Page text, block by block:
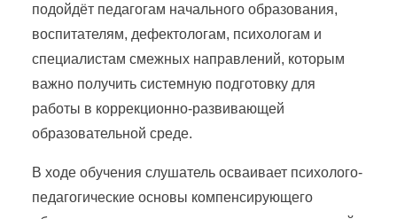
подойдёт педагогам начального образования,
воспитателям, дефектологам, психологам и
специалистам смежных направлений, которым
важно получить системную подготовку для
работы в коррекционно-развивающей
образовательной среде.
В ходе обучения слушатель осваивает психолого-
педагогические основы компенсирующего